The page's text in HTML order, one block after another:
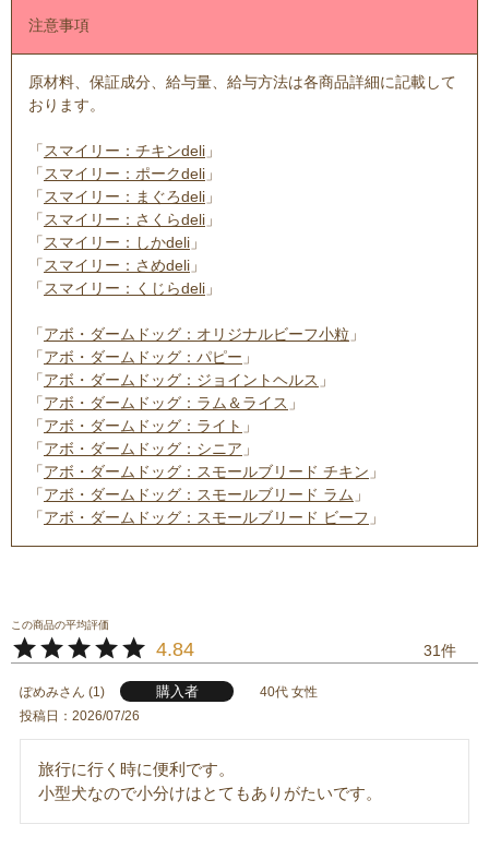
注意事項
原材料、保証成分、給与量、給与方法は各商品詳細に記載して
おります。
「スマイリー：チキンdeli 」
「スマイリー：ポークdeli 」
「スマイリー：まぐろdeli 」
「スマイリー：さくらdeli 」
「スマイリー：しかdeli 」
「スマイリー：さめdeli 」
「スマイリー：くじらdeli 」
「アボ・ダームドッグ：オリジナルビーフ小粒 」
「アボ・ダームドッグ：パピー 」
「アボ・ダームドッグ：ジョイントヘルス 」
「アボ・ダームドッグ：ラム＆ライス 」
「アボ・ダームドッグ：ライト 」
「アボ・ダームドッグ：シニア 」
「アボ・ダームドッグ：スモールブリード チキン 」
「アボ・ダームドッグ：スモールブリード ラム 」
「アボ・ダームドッグ：スモールブリード ビーフ 」
4.84 31
ぽめみ 1 購入者 40代 女性
投稿日
2026/07/26
旅行に行く時に便利です。
小型犬なので小分けはとてもありがたいです。